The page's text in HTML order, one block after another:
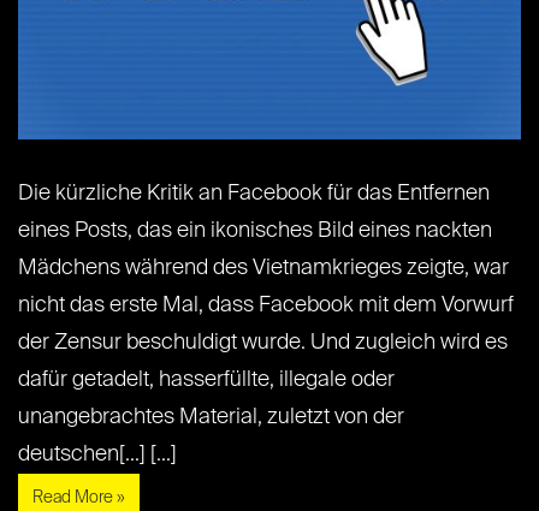
Die kürzliche Kritik an Facebook für das Entfernen
eines Posts, das ein ikonisches Bild eines nackten
Mädchens während des Vietnamkrieges zeigte, war
nicht das erste Mal, dass Facebook mit dem Vorwurf
der Zensur beschuldigt wurde. Und zugleich wird es
dafür getadelt, hasserfüllte, illegale oder
unangebrachtes Material, zuletzt von der
deutschen[...] [...]
Read More »